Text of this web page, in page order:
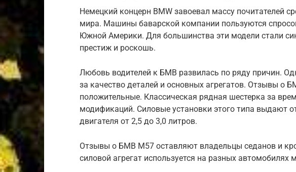
Немецкий концерн BMW завоевал массу почитателей
мира. Машины баварской компании пользуются
Южной Америки. Для большинства эти модели стали
престиж и роскошь.
Любовь водителей к БМВ развилась по ряду причин.
за качество деталей и основных агрегатов. Отзывы о
положительные. Классическая рядная шестерка за
модификаций. Силовые установки этого типа выдают
двигателя от 2,5 до 3,0 литров.
Отзывы о БМВ М57 оставляют владельцы седанов и
силовой агрегат используется на разных автомобилях